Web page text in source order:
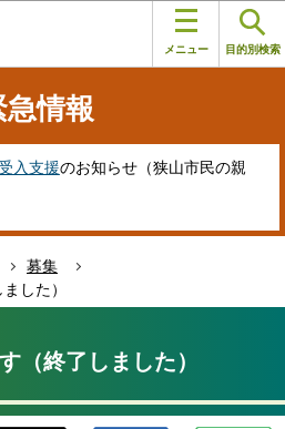
メニュー 目的別検索
急情報
入支援のお知らせ（狭山市民の親
募集
した）
（終了しました）